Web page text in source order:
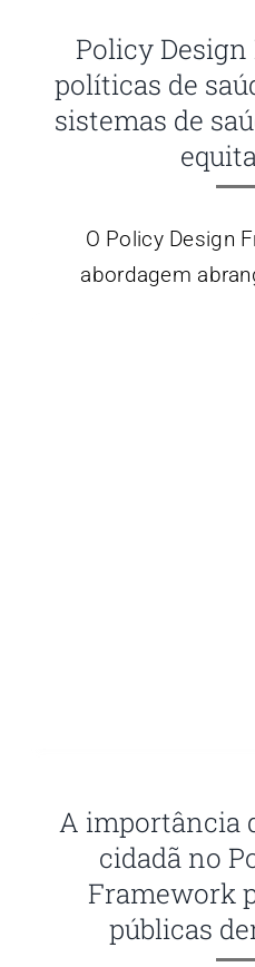
Policy
políticas de
sistemas de
O Policy Design
abordagem
A importância
cidadã no
Framework
públicas